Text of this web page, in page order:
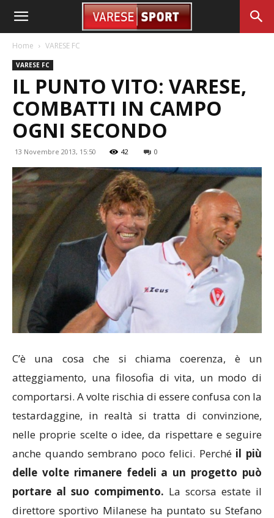
Home VARESE FC
VARESE FC
IL PUNTO VITO: VARESE,
COMBATTI IN CAMPO
OGNI SECONDO
13 Novembre 2013, 15:50 42 0
C’è una cosa che si chiama coerenza, è un
atteggiamento, una filosofia di vita, un modo di
comportarsi. A volte rischia di essere confusa con la
testardaggine, in realtà si tratta di convinzione,
nelle proprie scelte o idee, da rispettare e seguire
anche quando sembrano poco felici. Perchéil più
delle volte rimanere fedeli a un progetto può
portare al suo compimento. La scorsa estate il
direttore sportivo Milanese ha puntato su Stefano